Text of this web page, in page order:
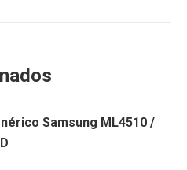
Samsung ML4510 /